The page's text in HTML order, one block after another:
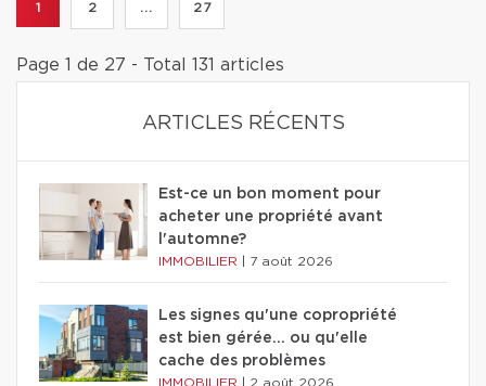
1 2 ... 27
Page 1 de 27 - Total 131 articles
ARTICLES RÉCENTS
Est-ce un bon moment pour
acheter une propriété avant
l'automne?
IMMOBILIER 7 août 2026
Les signes qu'une copropriété
est bien gérée… ou qu'elle
cache des problèmes
IMMOBILIER 2 août 2026